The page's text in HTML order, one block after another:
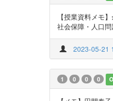
【授業資料メモ
社会保障・人口
2023-05-21
1 0 0 0